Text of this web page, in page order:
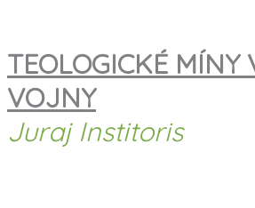
TEOLOGICKÉ MÍNY
VOJNY
Juraj Institoris